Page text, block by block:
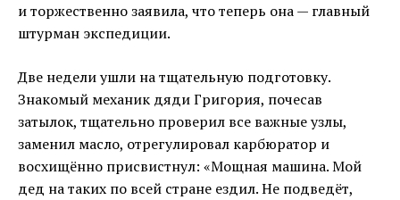
и торжественно заявила, что теперь она — главный
штурман экспедиции.
Две недели ушли на тщательную подготовку.
Знакомый механик дяди Григория, почесав
затылок, тщательно проверил все важные узлы,
заменил масло, отрегулировал карбюратор и
восхищённо присвистнул: «Мощная машина. Мой
дед на таких по всей стране ездил. Не подведёт,